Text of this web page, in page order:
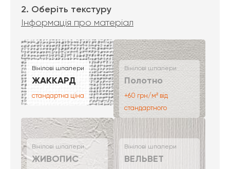
2. Оберіть текстуру
Інформація про матеріал
Вінілові шпалери
ЖАККАРД
стандартна ціна
Вінілові шпалери
Полотно
+60 грн/м² від
стандартного
Вінілові шпалери
ЖИВОПИС
Вінілові шпалери
ВЕЛЬВЕТ